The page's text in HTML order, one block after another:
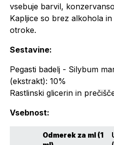
vsebuje barvil,
Kapljice so brez alkohola
otroke.
Sestavine:
Pegasti badelj - Silybum
(ekstrakt): 10%
Rastlinski glicerin in
Vsebnost:
Odmerek za ml (1